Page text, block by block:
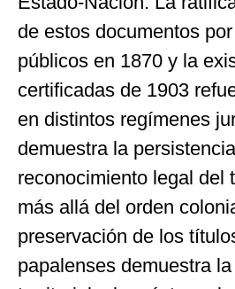
de estos documentos
públicos en 1870 y la
certificadas de 1903
en distintos regímenes
demuestra la
reconocimiento legal del
más allá del orden
preservación de los
papalenses demuestra